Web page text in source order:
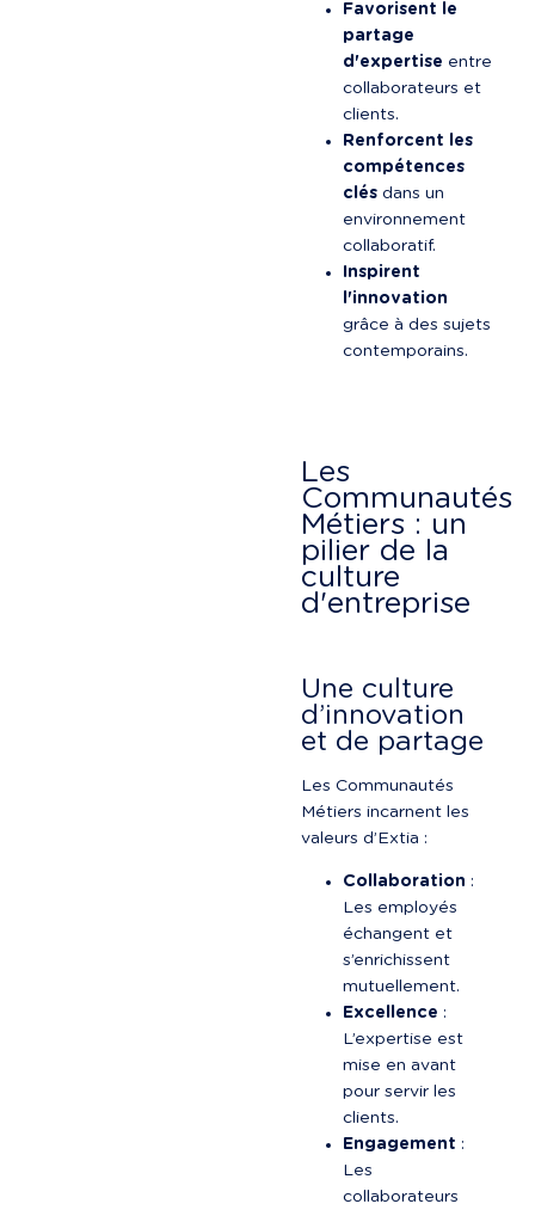
Favorisent le
partage
d'expertise entre
collaborateurs et
clients.
Renforcent les
compétences
clés dans un
environnement
collaboratif.
Inspirent
l'innovation
grâce à des sujets
contemporains.
Les
Communautés
Métiers : un
pilier de la
culture
d'entreprise
Une culture
d’innovation
et de partage
Les Communautés
Métiers incarnent les
valeurs d’Extia :
Collaboration :
Les employés
échangent et
s’enrichissent
mutuellement.
Excellence :
L’expertise est
mise en avant
pour servir les
clients.
Engagement :
Les
collaborateurs